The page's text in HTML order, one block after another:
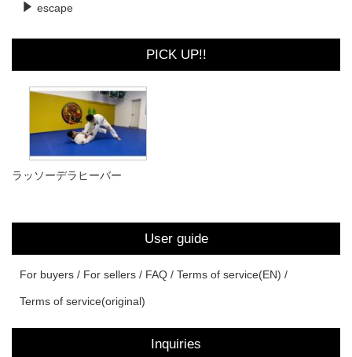
escape
PICK UP!!
ラッソーデラヒーバー
User guide
For buyers For sellers FAQ Terms of service(EN)
Terms of service(original)
Inquiries